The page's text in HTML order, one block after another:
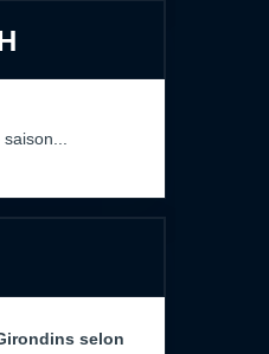
selon